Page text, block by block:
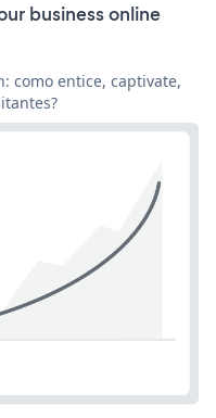
business online
como entice, captivate,